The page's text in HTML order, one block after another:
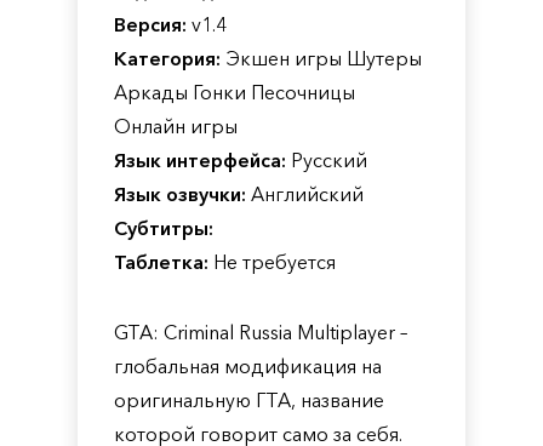
Версия: v1.4
Категория: Экшен игры Шутеры
Аркады Гонки Песочницы
Онлайн игры
Язык интерфейса: Русский
Язык озвучки: Английский
Субтитры:
Таблетка: Не требуется
GTA: Criminal Russia Multiplayer –
глобальная модификация на
оригинальную ГТА, название
которой говорит само за себя.